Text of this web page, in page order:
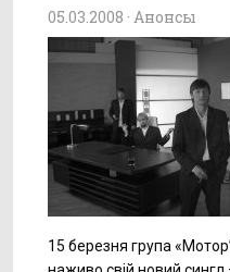
05.03.2008 · Анонсы
15 березня група